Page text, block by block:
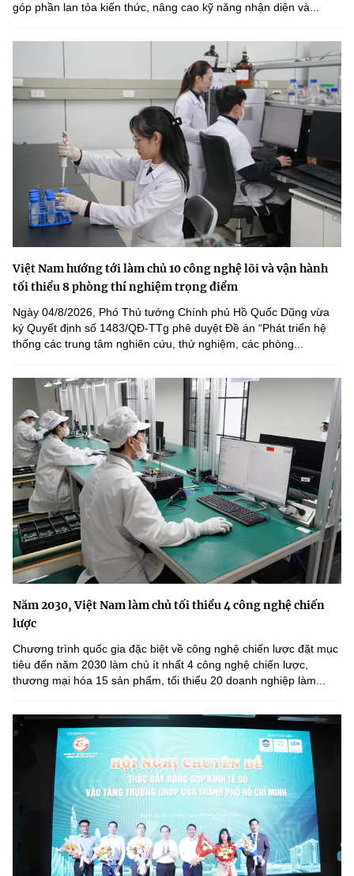
góp phần lan tỏa kiến thức, nâng cao kỹ năng nhận diện và...
Việt Nam hướng tới làm chủ 10 công nghệ lõi và vận hành
tối thiểu 8 phòng thí nghiệm trọng điểm
Ngày 04/8/2026, Phó Thủ tướng Chính phủ Hồ Quốc Dũng vừa
ký Quyết định số 1483/QĐ-TTg phê duyệt Đề án “Phát triển hệ
thống các trung tâm nghiên cứu, thử nghiệm, các phòng...
Năm 2030, Việt Nam làm chủ tối thiểu 4 công nghệ chiến
lược
Chương trình quốc gia đặc biệt về công nghệ chiến lược đặt mục
tiêu đến năm 2030 làm chủ ít nhất 4 công nghệ chiến lược,
thương mại hóa 15 sản phẩm, tối thiểu 20 doanh nghiệp làm...